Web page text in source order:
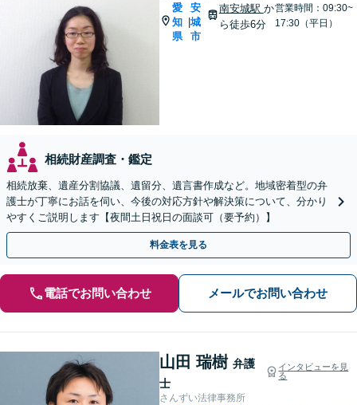
愛
知
県
安
城
市
南安城駅 か
ら徒歩6分
営業時間：09:30~
17:30（平日）
相続財産調査・鑑定
相続放棄、遺産分割協議、遺留分、遺言書作成など。地域密着型の弁
護士が丁寧にお話を伺い、今後の対応方針や解決策について、分かり
やすくご説明します【夜間土日祝日の面談可（要予約）】
料金表を見る
電話でお問い合わせ メールでお問い合わせ
山田 瑞樹 弁護
士
インタビューを見
る
さんずい法律事務所